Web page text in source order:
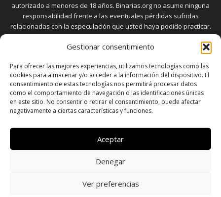
Gestionar consentimiento
Para ofrecer las mejores experiencias, utilizamos tecnologías como las
cookies para almacenar y/o acceder a la información del dispositivo. El
consentimiento de estas tecnologías nos permitirá procesar datos
como el comportamiento de navegación o las identificaciones únicas
en este sitio. No consentir o retirar el consentimiento, puede afectar
negativamente a ciertas características y funciones.
Aceptar
Denegar
Ver preferencias
autorizado a menores de 18 años. Binarias.org no asume ninguna
responsabilidad frente a las eventuales pérdidas sufridas
relacionadas con la especulación que usted haya podido practicar.
El trading en el mercado de opciones binarias implica riesgos
elevados. Usted debe conocer y aceptar estos riesgos, que
transacciones bursátiles.
SÍGUENOS
SITEMAP POLÍTICA DE COOKIES (UE)